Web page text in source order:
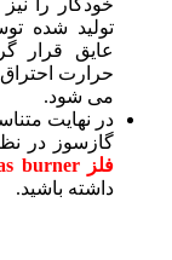
خودکار را
تولید شده
عایق قرار
حرارت
می‌ شود.
در نهایت
گازسوز در
فلز Gas burner
داشته باشید.